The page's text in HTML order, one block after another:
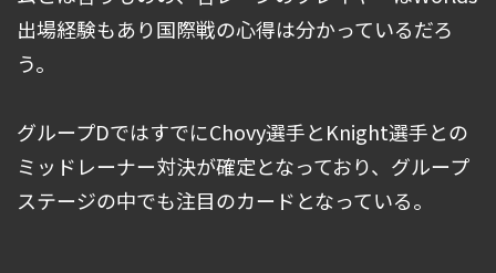
出場経験もあり国際戦の心得は分かっているだろ
う。
グループDではすでにChovy選手とKnight選手との
ミッドレーナー対決が確定となっており、グループ
ステージの中でも注目のカードとなっている。